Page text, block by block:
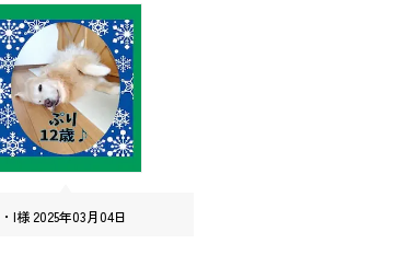
I様 2025年03月04日